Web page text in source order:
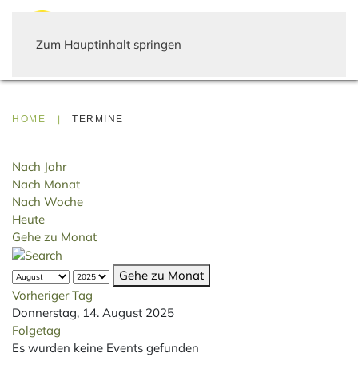
Zum Hauptinhalt springen
HOME TERMINE
Nach Jahr
Nach Monat
Nach Woche
Heute
Gehe zu Monat
Gehe zu Monat
Vorheriger Tag
Donnerstag, 14. August 2025
Folgetag
Es wurden keine Events gefunden